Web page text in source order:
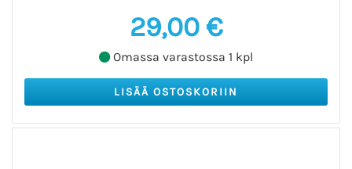
29,00 €
Omassa varastossa 1 kpl